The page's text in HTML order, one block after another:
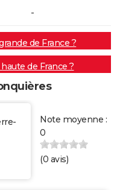
-
de France ?
de France ?
Note moyenne :
0
(0 avis)